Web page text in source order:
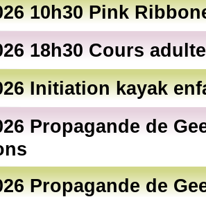
10h30 Pink
18h30 Cours
Initiation kayak
Propagande de
Propagande de